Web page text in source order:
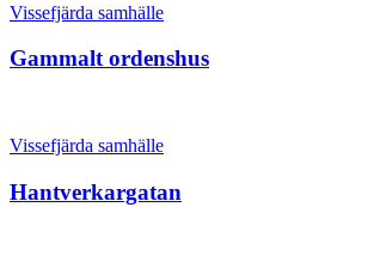
Vissefjärda samhälle
Gammalt ordenshus
Vissefjärda samhälle
Hantverkargatan